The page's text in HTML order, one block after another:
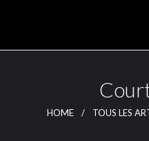
HOME TOUS LES
Nos éditions
Articles